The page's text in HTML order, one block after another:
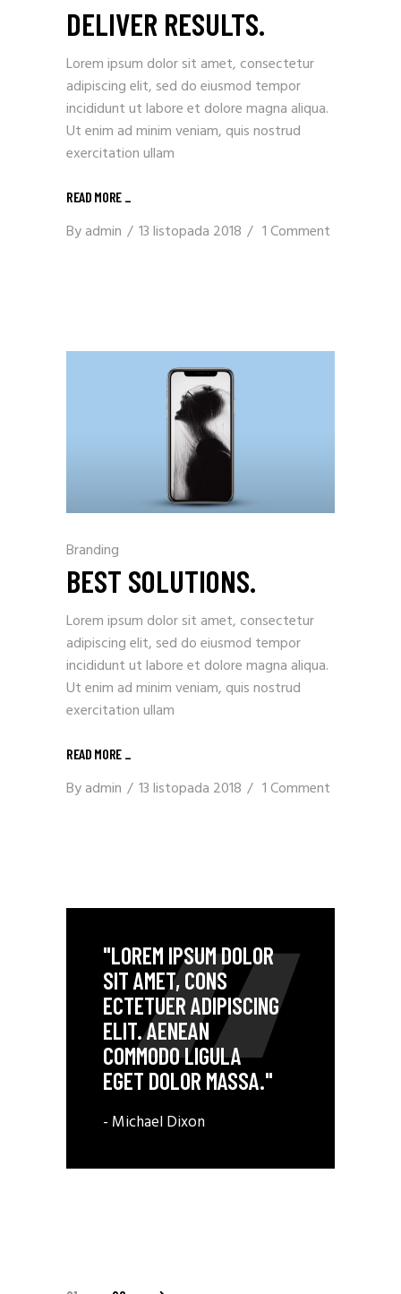
DELIVER RESULTS.
Lorem ipsum dolor sit amet, consectetur
adipiscing elit, sed do eiusmod tempor
incididunt ut labore et dolore magna aliqua.
Ut enim ad minim veniam, quis nostrud
exercitation ullam
READ MORE _
Byadmin 13 listopada 2018 1 Comment
Branding
BEST SOLUTIONS.
Lorem ipsum dolor sit amet, consectetur
adipiscing elit, sed do eiusmod tempor
incididunt ut labore et dolore magna aliqua.
Ut enim ad minim veniam, quis nostrud
exercitation ullam
READ MORE _
Byadmin 13 listopada 2018 1 Comment
"LOREM IPSUM DOLOR
SIT AMET, CONS
ECTETUER ADIPISCING
ELIT. AENEAN
COMMODO LIGULA
EGET DOLOR MASSA."
- Michael Dixon